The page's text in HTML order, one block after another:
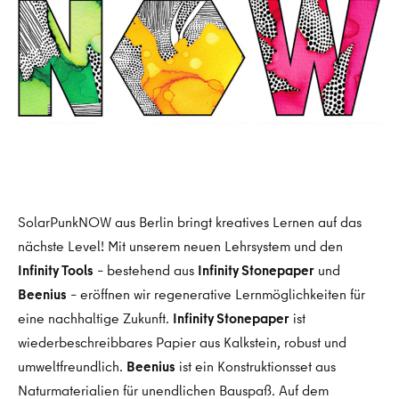
SolarPunkNOW aus Berlin bringt kreatives Lernen auf das
nächste Level! Mit unserem neuen Lehrsystem und den
Infinity Tools – bestehend aus Infinity Stonepaper und
Beenius – eröffnen wir regenerative Lernmöglichkeiten für
eine nachhaltige Zukunft. Infinity Stonepaper ist
wiederbeschreibbares Papier aus Kalkstein, robust und
umweltfreundlich. Beenius ist ein Konstruktionsset aus
Naturmaterialien für unendlichen Bauspaß. Auf dem